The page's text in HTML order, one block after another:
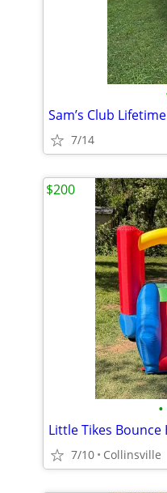
Sam’s Club
7/14
•
Little Tikes Bounce
7/10 Collinsville
$200